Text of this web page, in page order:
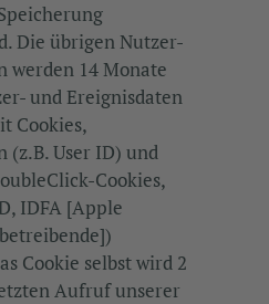
Die übrigen Nutzer-
werden 14 Monate
und Ereignisdaten
Cookies,
(z.B. User ID) und
Cookies,
IDFA [Apple
Cookie selbst wird 2
Aufruf unserer